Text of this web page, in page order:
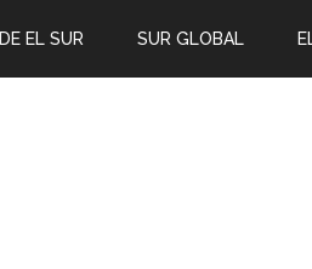
EL SUR SUR GLOBAL